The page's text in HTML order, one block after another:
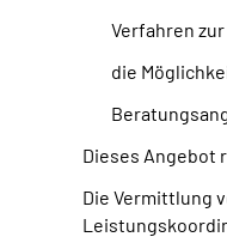
Verfahren
die
Dieses Angebot
Die Vermittlung